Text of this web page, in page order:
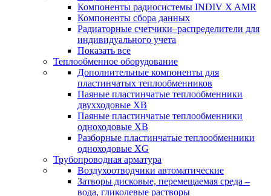
Компоненты радиосистемы INDIV X AMR
Компоненты сбора данных
Радиаторные счетчики–распределители для
индивидуального учета
Показать все
Теплообменное оборудование
Дополнительные компоненты для
пластинчатых теплообменников
Паяные пластинчатые теплообменники
двухходовые XB
Паяные пластинчатые теплообменники
одноходовые ХВ
Разборные пластинчатые теплообменники
одноходовые ХG
Трубопроводная арматура
Воздухоотводчики автоматические
Затворы дисковые, перемещаемая среда –
вода, гликолевые растворы